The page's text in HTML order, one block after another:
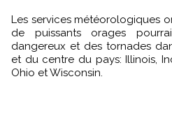
Les services météorologiques
de puissants orages
dangereux et des tornades
et du centre du pays: Illinois,
Ohio et Wisconsin.